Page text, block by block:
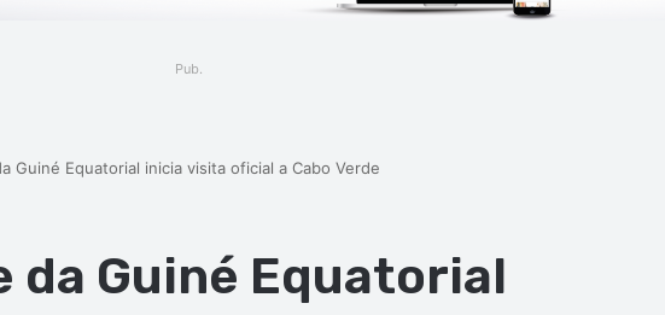
Pub.
Guiné Equatorial inicia visita oficial a Cabo Verde
da Guiné Equatorial